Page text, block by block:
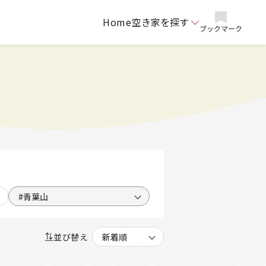
Home空き家を探す ブックマーク
#青葉山
並び替え